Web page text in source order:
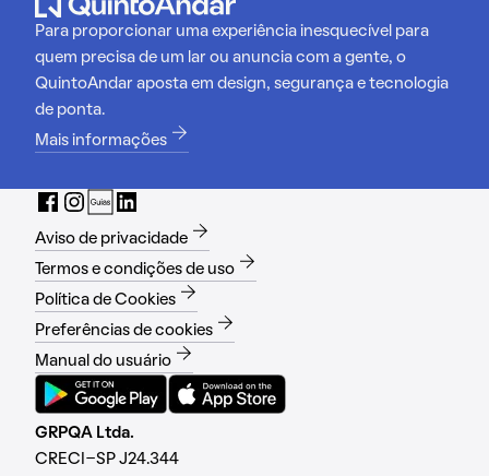
Para proporcionar uma experiência inesquecível para
quem precisa de um lar ou anuncia com a gente, o
QuintoAndar aposta em design, segurança e tecnologia
de ponta.
Mais informações
Aviso de privacidade
Termos e condições de uso
Política de Cookies
Preferências de cookies
Manual do usuário
GRPQA Ltda.
CRECI-SP J24.344